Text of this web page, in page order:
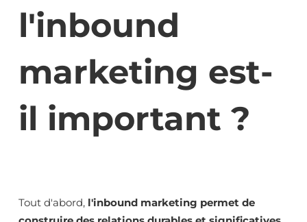
l'inbound
marketing est-
il important ?
Tout d'abord, l'inbound marketing permet de